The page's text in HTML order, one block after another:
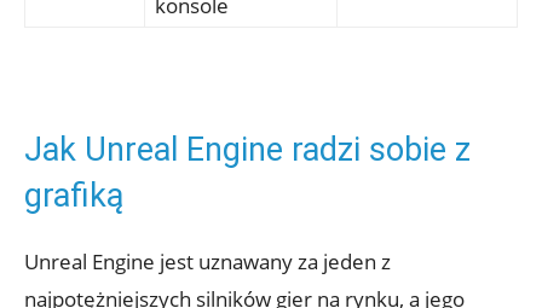
Jak Unreal ⁢Engine radzi sobie z
grafiką
Unreal Engine ​jest uznawany za⁤ jeden‍ z
‍najpotężniejszych ​silników gier⁢ na ⁤rynku,​ a⁣ jego